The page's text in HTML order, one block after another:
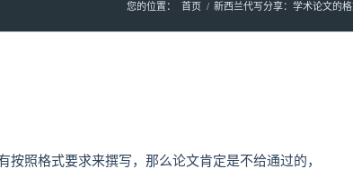
您的位置： 首页 / 新西兰代写分享：学术论文的
照格式要求来撰写，那么论文肯定是不给通过的，